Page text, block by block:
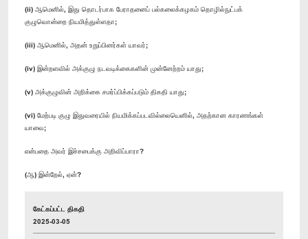
(ii) ஆமெனில், இது தொடர்பாக பேராதனைப் பல்கலைக்கழகம் தொழில்நுட்பக்
குழுவொன்றை நியமித்துள்ளதா;
(iii) ஆ​மெனில், அதன் உறுப்பினர்கள் யாவர்;
(iv) இன்றளவில் அக்குழு நடவடிக்கைகளின் முன்னேற்றம் யாது;
(v) அக்குழுவின் அறிக்கை சமர்ப்பிக்கப்படும் திகதி யாது;
(vi) மேற்படி குழு இதுவரையில் நியமிக்கப்படவில்லையெனில், அதற்கான காரணங்கள்
யாவை;
என்பதை அவர் இச்சபைக்கு அறிவிப்பாரா?
(ஆ) இன்றேல், ஏன்?
கேட்கப்பட்ட திகதி
2025-03-05